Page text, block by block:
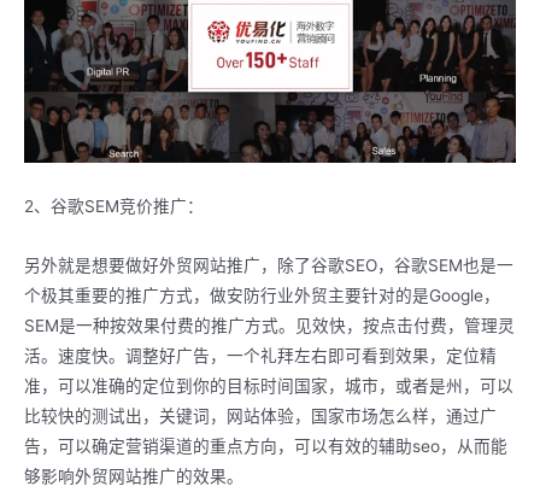
2、谷歌SEM竞价推广：
另外就是想要做好外贸网站推广，除了谷歌SEO，谷歌SEM也是一
个极其重要的推广方式，做安防行业外贸主要针对的是Google，
SEM是一种按效果付费的推广方式。见效快，按点击付费，管理灵
活。速度快。调整好广告，一个礼拜左右即可看到效果，定位精
准，可以准确的定位到你的目标时间国家，城市，或者是州，可以
比较快的测试出，关键词，网站体验，国家市场怎么样，通过广
告，可以确定营销渠道的重点方向，可以有效的辅助seo，从而能
够影响外贸网站推广的效果。